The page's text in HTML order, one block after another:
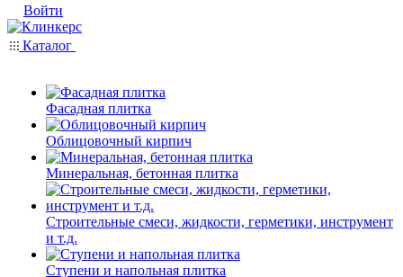
Войти
Каталог
Фасадная плитка
Облицовочный кирпич
Минеральная, бетонная плитка
Строительные смеси, жидкости, герметики, инструмент
и т.д.
Ступени и напольная плитка